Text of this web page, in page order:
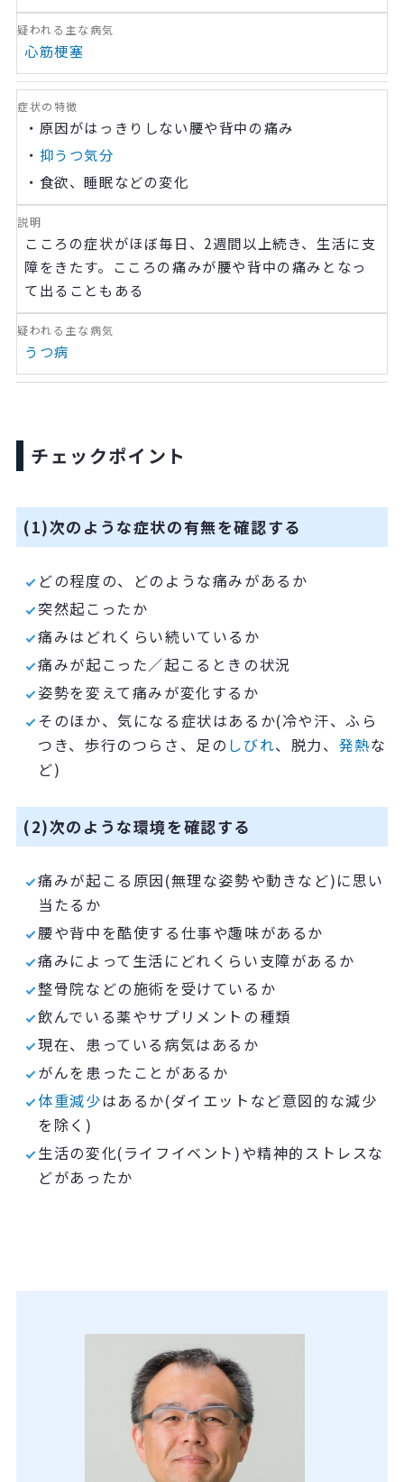
心筋梗塞
・原因がはっきりしない腰や背中の痛み
・ 抑うつ気分
・食欲、睡眠などの変化
こころの症状がほぼ毎日、 2週間以上続き、生活に支
障をきたす。こころの痛みが腰や背中の痛みとなっ
て出ることもある
うつ病
チェックポイント
(1)次のような症状の有無を確認する
どの程度の、どのような痛みがあるか
突然起こったか
痛みはどれくらい続いているか
痛みが起こった／起こるときの状況
姿勢を変えて痛みが変化するか
そのほか、気になる症状はあるか(冷や汗、ふら
つき、 歩行のつらさ、足の しびれ、脱力、 発熱な
ど)
(2)次のような環境を確認する
痛みが起こる原因(無理な姿勢や動きなど)に思い
当たるか
腰や背中を酷使する仕事や趣味があるか
痛みによって生活にどれくらい支障があるか
整骨院などの施術を受けているか
飲んでいる薬やサプリメントの種類
現在、患っている病気はあるか
がんを患ったことがあるか
体重減少はあるか(ダイエットなど意図的な減少
を除く )
生活の変化(ライフイベント )や精神的ストレスな
どがあったか